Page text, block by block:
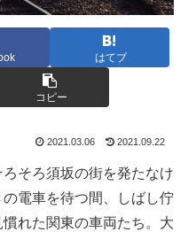
はてブ
コピー
2021.03.06 2021.09.22
そろ須坂の街を発たなけ
電車を待つ間、しばし佇
れた関東の車両たち。大